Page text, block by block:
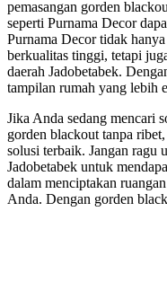
pemasangan gorden
seperti Purnama Decor
Purnama Decor tidak
berkualitas tinggi, tetapi
daerah Jadobetabek.
tampilan rumah yang lebih
Jika Anda sedang mencari
gorden blackout tanpa
solusi terbaik. Jangan ragu
Jadobetabek untuk
dalam menciptakan
Anda. Dengan gorden